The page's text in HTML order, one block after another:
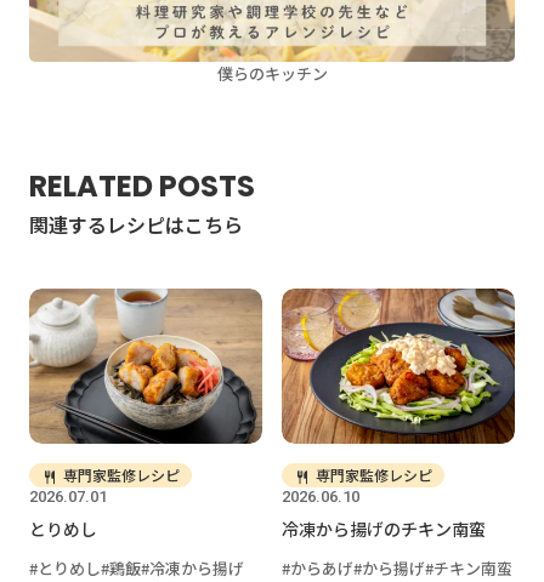
僕らのキッチン
RELATED POSTS
関連するレシピはこちら
2026.07.01
専門家監修レシピ
とりめし
とりめし 鶏飯 冷凍から揚げ
2026.06.10
専門家監修レシピ
冷凍から揚げのチキン南蛮
からあげ から揚げ チキン南蛮